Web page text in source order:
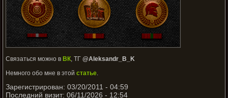
Связаться можно в ВК, ТГ @Aleksandr_B_K
Немного обо мне в этой статье.
Зарегистрирован: 03/20/2011 - 04:59
Последний визит: 06/11/2026 - 12:54